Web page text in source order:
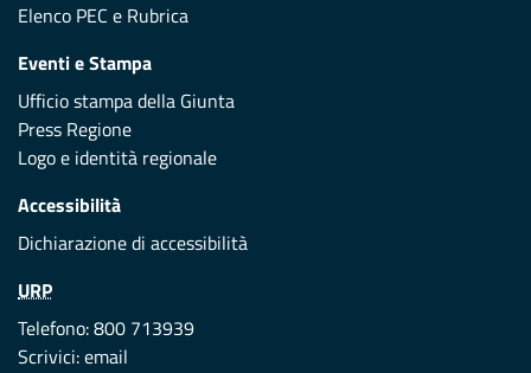
Elenco PEC e Rubrica
Eventi e Stampa
Ufficio stampa della Giunta
Press Regione
Logo e identità regionale
Accessibilità
Dichiarazione di accessibilità
URP
Telefono: 800 713939
Scrivici:email